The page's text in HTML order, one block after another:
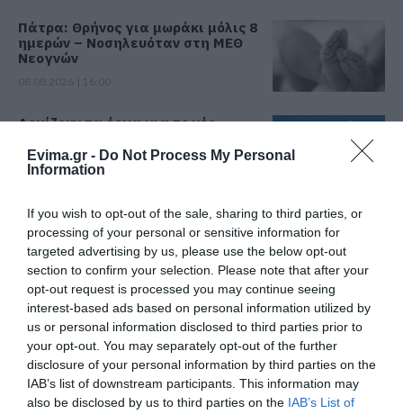
Evima.gr - Do Not Process My Personal
Information
If you wish to opt-out of the sale, sharing to third parties, or
processing of your personal or sensitive information for
targeted advertising by us, please use the below opt-out
section to confirm your selection. Please note that after your
opt-out request is processed you may continue seeing
interest-based ads based on personal information utilized by
us or personal information disclosed to third parties prior to
your opt-out. You may separately opt-out of the further
disclosure of your personal information by third parties on the
IAB’s list of downstream participants. This information may
also be disclosed by us to third parties on the IAB’s List of
Πάτρα: Θρήνος για μωράκι μόλις 8
ημερών – Νοσηλευόταν στη ΜΕΘ
Νεογνών
Αρχίζουν τα έργα για το νέο
08.08.2026 | 15:40
Φωτιά στη Βοιωτία: Έκτακτα
μέτρα στήριξης για την εστίαση
ζητά η ΠΣτΕ
08.08.2026 | 15:20
Μεγάλη προσοχή στην Εύβοια:
Σπείρα ανοίγει επιχειρήσεις
08.08.2026 | 15:00
Όμιλος ΔΕΗ: Νέα συμφωνία για
Όλες οι τελευταίες ειδήσεις